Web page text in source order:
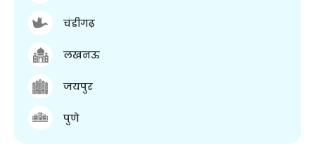
चंडीगढ़
लखनऊ
जयपुर
पुणे